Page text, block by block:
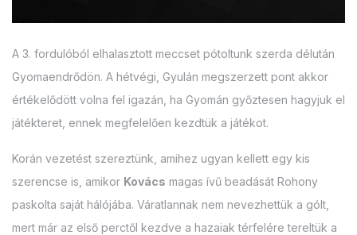
A 3. fordulóból elhalasztott meccset pótoltunk szerda délután
Gyomaendrődön. A hétvégi, Gyulán megszerzett pont akkor
értékelődött volna fel igazán, ha Gyomán győztesen hagyjuk el
játékteret, ennek megfelelően kezdtük a játékot.
Korán vezetést szereztünk, amihez ugyan kellett egy kis
szerencse is, amikor Kovács magas ívű beadását Rohony
paskolta saját hálójába. Váratlannak nem nevezhettük a gólt,
mert már az első perctől kezdve a hazaiak térfelére tereltük a